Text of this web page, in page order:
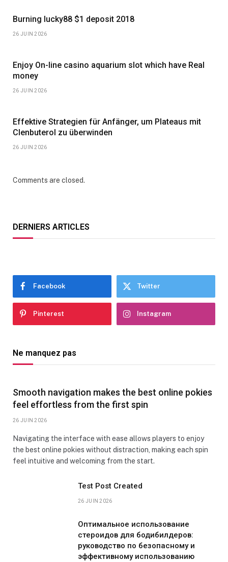
Burning lucky88 $1 deposit 2018
26 JUIN 2026
Enjoy On-line casino aquarium slot which have Real
money
26 JUIN 2026
Effektive Strategien für Anfänger, um Plateaus mit
Clenbuterol zu überwinden
26 JUIN 2026
Comments are closed.
DERNIERS ARTICLES
Facebook Twitter
Pinterest Instagram
Ne manquez pas
Smooth navigation makes the best online pokies
feel effortless from the first spin
26 JUIN 2026
Navigating the interface with ease allows players to enjoy
the best online pokies without distraction, making each spin
feel intuitive and welcoming from the start.
Test Post Created
26 JUIN 2026
Оптимальное использование
стероидов для бодибилдеров:
руководство по безопасному и
эффективному использованию